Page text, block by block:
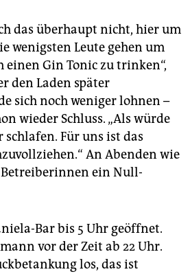
das überhaupt nicht, hier um
wenigsten Leute gehen um
einen Gin Tonic zu trinken“,
den Laden später
sich noch weniger lohnen –
wieder Schluss. „Als würde
schlafen. Für uns ist das
An Abenden wie
ein Null-
Bar bis 5 Uhr geöffnet.
vor der Zeit ab 22 Uhr.
los, das ist